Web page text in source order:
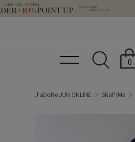
0
J'aDoRe JUN ONLINE SNaP/Me